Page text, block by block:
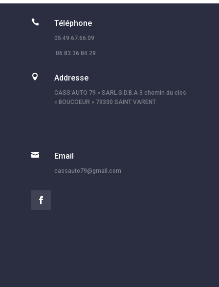
 Téléphone
05.49.67.66.09
06.83.36.84.29
 Addresse
CASS’AUTO 79 » SARL S.D.B.A 3 chemin du clos
« BOUCOEUR » 79330 SAINT VARENT
 Email
cassauto79@gmail.com